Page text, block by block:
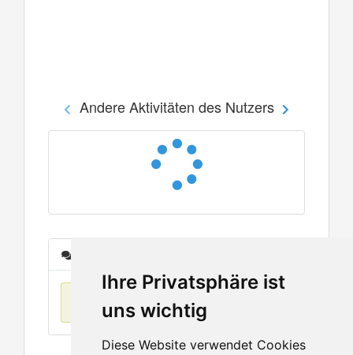
Ihre Privatsphäre ist
uns wichtig
Diese Website verwendet Cookies
Andere Aktivitäten des Nutzers
Keine Einträge